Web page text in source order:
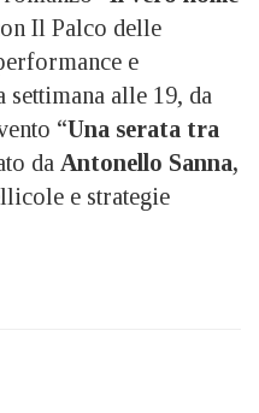
Il Palco delle
e
alle 19, da
“Una serata tra
da Antonello Sanna,
e strategie